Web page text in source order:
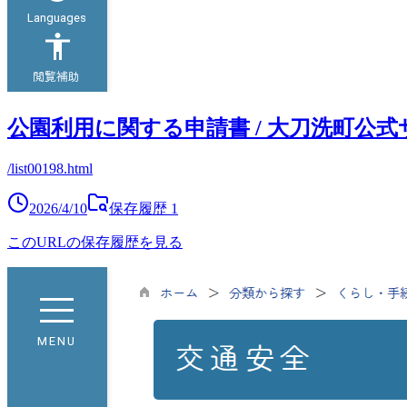
公園利用に関する申請書 / 大刀洗町公式
/list00198.html
2026/4/10 保存履歴 1
このURLの保存履歴を見る